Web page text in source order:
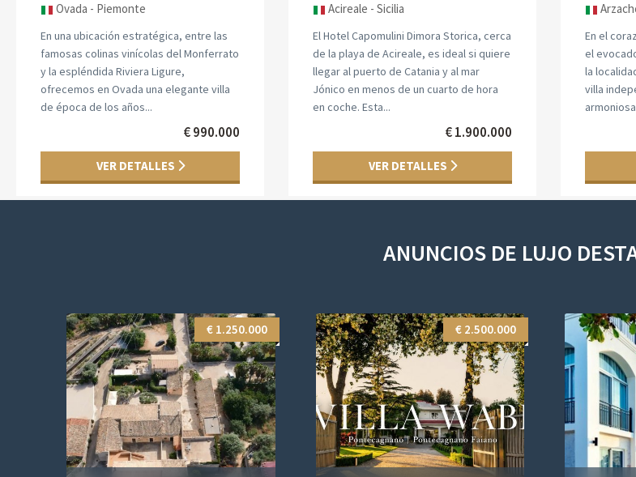
Ovada - Piemonte
En una ubicación estratégica, entre las
famosas colinas vinícolas del Monferrato
y la espléndida Riviera Ligure,
ofrecemos en Ovada una elegante villa
de época de los años...
€ 990.000
VER DETALLES
Acireale - Sicilia
El Hotel Capomulini Dimora Storica, cerca
de la playa de Acireale, es ideal si quiere
llegar al puerto de Catania y al mar
Jónico en menos de un cuarto de hora
en coche. Esta...
€ 1.900.000
VER DETALLES
En el
el
la
villa
ANUNCIOS DE LUJO
€ 1.250.000 € 2.500.000